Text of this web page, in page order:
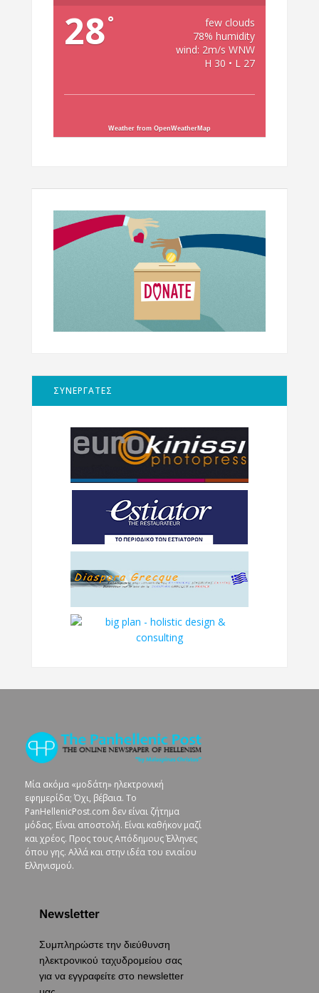
28°
few clouds
78% humidity
wind: 2m/s WNW
H 30 • L 27
Weather from OpenWeatherMap
ΣΥΝΕΡΓΑΤΕΣ
Μία ακόμα «μοδάτη» ηλεκτρονική
εφημερίδα; Όχι, βέβαια. To
PanHellenicPost.com δεν είναι ζήτημα
μόδας. Είναι αποστολή. Είναι καθήκον μαζί
και χρέος. Προς τους Απόδημους Έλληνες
όπου γης. Αλλά και στην ιδέα του ενιαίου
Ελληνισμού.
Newsletter
Συμπληρώστε την διεύθυνση
ηλεκτρονικού ταχυδρομείου σας
για να εγγραφείτε στο newsletter